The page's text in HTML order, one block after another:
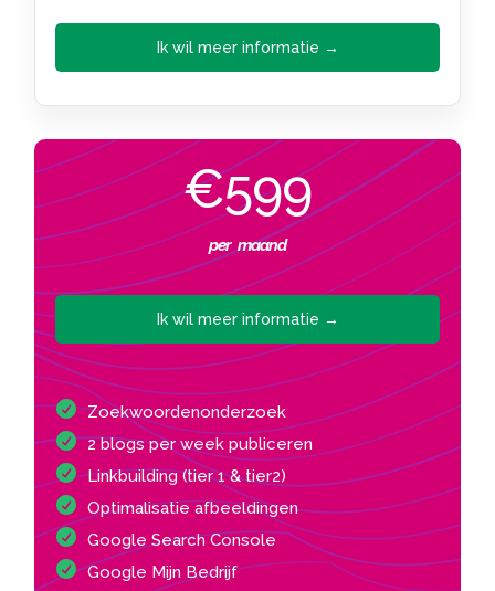
Ik wil meer informatie →
€599
per maand
Ik wil meer informatie →
Zoekwoordenonderzoek
2 blogs per week publiceren
Linkbuilding (tier 1 & tier2)
Optimalisatie afbeeldingen
Google Search Console
Google Mijn Bedrijf